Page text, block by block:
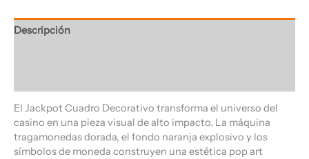
Descripción
El Jackpot Cuadro Decorativo transforma el universo del
casino en una pieza visual de alto impacto. La máquina
tragamonedas dorada, el fondo naranja explosivo y los
símbolos de moneda construyen una estética pop art